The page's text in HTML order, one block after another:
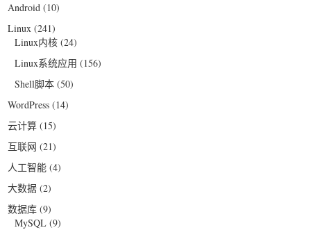
Android (10)
Linux (241)
Linux内核 (24)
Linux系统应用 (156)
Shell脚本 (50)
WordPress (14)
云计算 (15)
互联网 (21)
人工智能 (4)
大数据 (2)
数据库 (9)
MySQL (9)